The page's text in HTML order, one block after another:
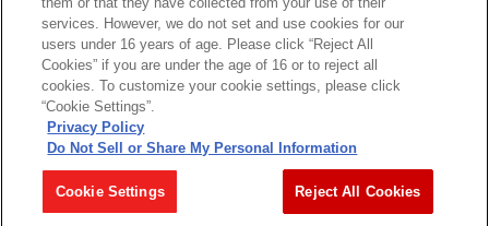
©BANDAI
コピーライト一覧を表示する
services. However, we do not set and use cookies for our
users under 16 years of age. Please click “Reject All
Cookies” if you are under the age of 16 or to reject all
cookies. To customize your cookie settings, please click
“Cookie Settings”.
Privacy Policy
Do Not Sell or Share My Personal Information
Cookie Settings Reject All Cookies